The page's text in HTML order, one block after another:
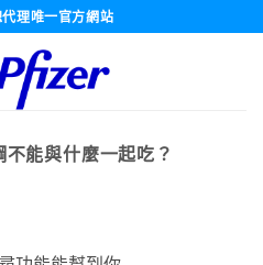
理唯一官方網站
不能與什麼一起吃？